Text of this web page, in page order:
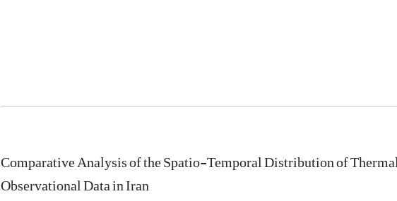
Comparative Analysis of the Spatio-Temporal Distribution of
Observational Data in Iran